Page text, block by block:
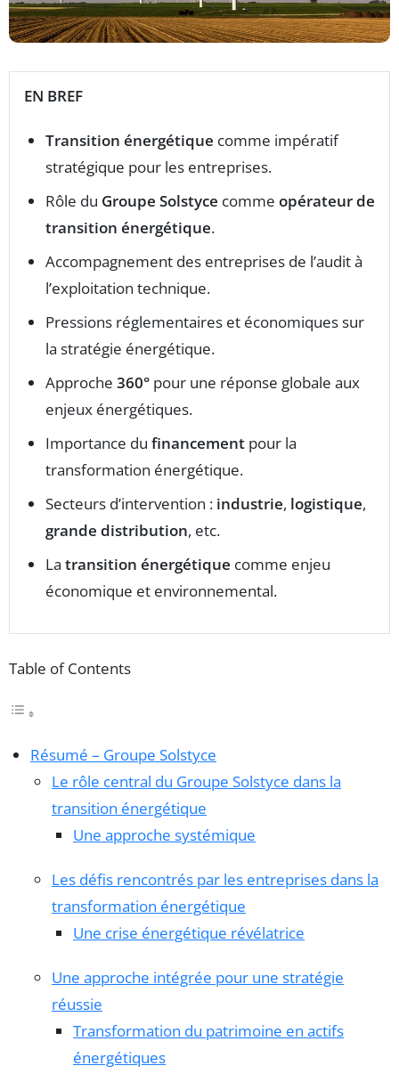
EN BREF
Transition énergétique comme impératif
stratégique pour les entreprises.
Rôle du Groupe Solstyce comme opérateur de
transition énergétique.
Accompagnement des entreprises de l’audit à
l’exploitation technique.
Pressions réglementaires et économiques sur
la stratégie énergétique.
Approche 360° pour une réponse globale aux
enjeux énergétiques.
Importance du financement pour la
transformation énergétique.
Secteurs d’intervention : industrie, logistique,
grande distribution, etc.
La transition énergétique comme enjeu
économique et environnemental.
Table of Contents
Résumé – Groupe Solstyce
Le rôle central du Groupe Solstyce dans la
transition énergétique
Une approche systémique
Les défis rencontrés par les entreprises dans la
transformation énergétique
Une crise énergétique révélatrice
Une approche intégrée pour une stratégie
réussie
Transformation du patrimoine en actifs
énergétiques